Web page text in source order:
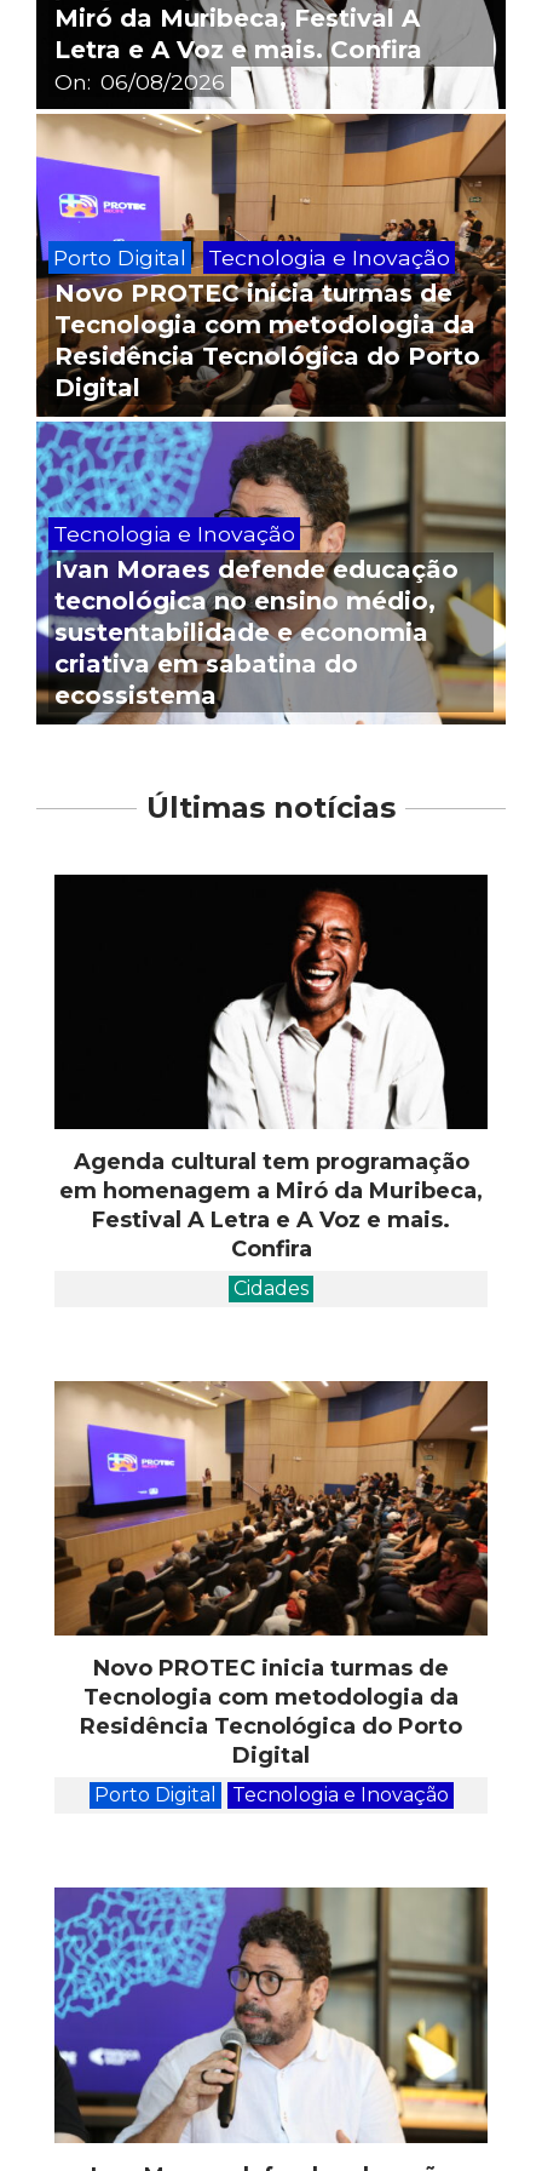
Miró da Muribeca, Festival A
Letra e A Voz e mais. Confira
On: 06/08/2026
Porto Digital Tecnologia e Inovação
Novo PROTEC inicia turmas de
Tecnologia com metodologia da
Residência Tecnológica do Porto
Digital
Tecnologia e Inovação
Ivan Moraes defende educação
tecnológica no ensino médio,
sustentabilidade e economia
criativa em sabatina do
ecossistema
Últimas notícias
Agenda cultural tem programação
em homenagem a Miró da Muribeca,
Festival A Letra e A Voz e mais.
Confira
Cidades
Novo PROTEC inicia turmas de
Tecnologia com metodologia da
Residência Tecnológica do Porto
Digital
Porto Digital Tecnologia e Inovação